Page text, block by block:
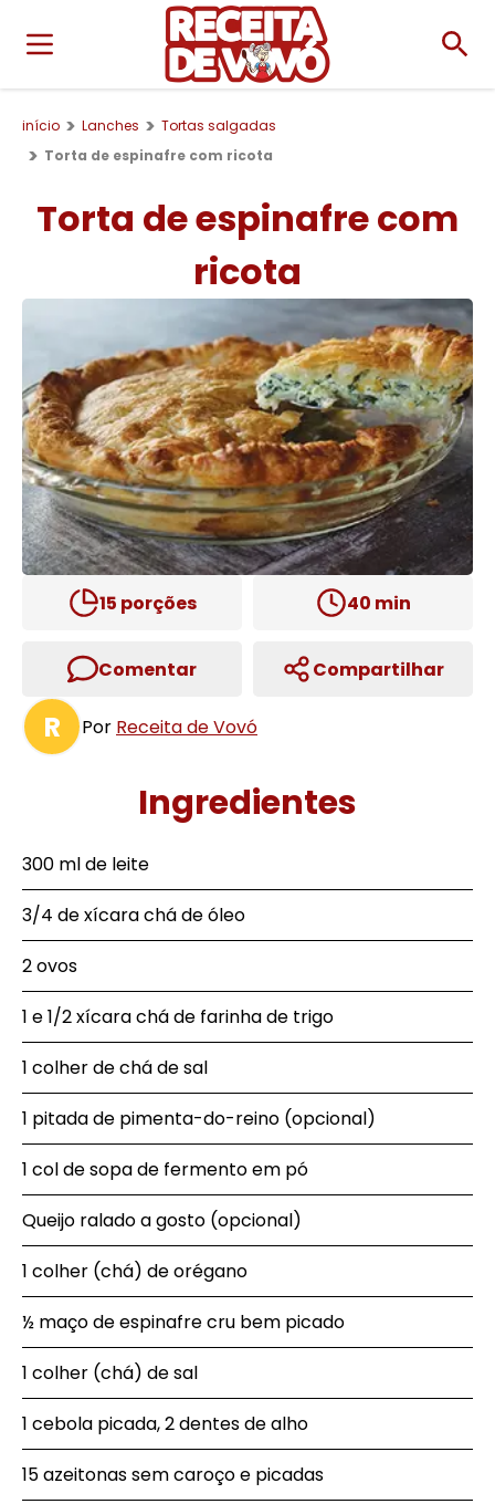
início Lanches
Tortas salgadas
Torta de espinafre com ricota
Torta de espinafre com
ricota
15 porções 40 min
Comentar Compartilhar
R Por Receita de Vovó
Ingredientes
300 ml de leite
3/4 de xícara chá de óleo
2 ovos
1 e 1/2 xícara chá de farinha de trigo
1 colher de chá de sal
1 pitada de pimenta-do-reino (opcional)
1 col de sopa de fermento em pó
Queijo ralado a gosto (opcional)
1 colher (chá) de orégano
½ maço de espinafre cru bem picado
1 colher (chá) de sal
1 cebola picada, 2 dentes de alho
15 azeitonas sem caroço e picadas